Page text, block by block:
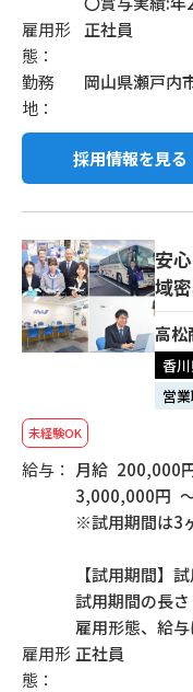
雇用形
態：
正社員
勤務
地：
岡山県瀬戸内
採用情報を見る
安
域
高松
香
営
未経験OK
給与： 月給 200,000
3,000,000円
※試用期間は3
【試用期間】
試用期間の長
雇用形態、給与
雇用形
態：
正社員